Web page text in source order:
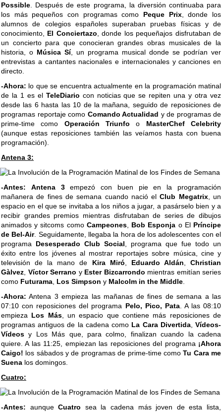
Possible . Después de este programa, la diversión continuaba para
los más pequeños con programas como Peque Prix, donde los
alumnos de colegios españoles superaban pruebas físicas y de
conocimiento, El Conciertazo , donde los pequeñajos disfrutaban de
un concierto para que conocieran grandes obras musicales de la
historia, o Música Sí, un programa musical donde se podrían ver
entrevistas a cantantes nacionales e internacionales y canciones en
directo.
-Ahora: lo que se encuentra actualmente en la programación matinal
de la 1 es el TeleDiario con noticias que se repiten una y otra vez
desde las 6 hasta las 10 de la mañana, seguido de reposiciones de
programas reportaje como Comando Actualidad y de programas de
prime-time como Operación Triunfo o MasterChef Celebrity
(aunque estas reposiciones también las veíamos hasta con buena
programación).
Antena 3:
-Antes: Antena 3empezó con buen pie en la programación
mañanera de fines de semana cuando nació elClub Megatrix, un
espacio en el que se invitaba a los niños a jugar, a pasárselo bien y a
recibir grandes premios mientras disfrutaban de series de dibujos
animados y sitcoms como Campeones, Bob Esponja o El Príncipe
de Bel-Air. Seguidamente, llegaba la hora de los adolescentes con el
programa Desesperado Club Social , programa que fue todo un
éxito entre los jóvenes al mostrar reportajes sobre música, cine y
televisión de la mano de Kira Miró Eduardo Aldán ,Christian
Gàlvez Víctor Serrano y Ester Bizcarrondo mientras emitían series
como Futurama Los Simpson y Malcolm in the Middle
-Ahora: Antena 3 empieza las mañanas de fines de semana a las
07:10 con reposiciones del programa Pelo, Pico, Pata. A las 08:10
empieza Los Más, un espacio que contiene más reposiciones de
programas antiguos de la cadena como La Cara Divertida,Vídeos-
Vídeos y Los Más que, para colmo, finalizan cuando la cadena
quiere. A las 11:25, empiezan las reposiciones del programa ¡Ahora
Caigo! los sábados y de programas de prime-time comoTu Cara me
Suena los domingos.
Cuatro:
-Antes: aunqueCuatro sea la cadena más joven de esta lista,